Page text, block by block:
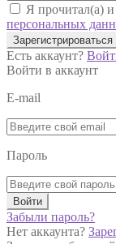
Я прочитал(а) и
персональных
Зарегистрироваться
Есть аккаунт?
Войти в аккаунт
E-mail
Пароль
Войти
Забыли пароль?
Нет аккаунта?